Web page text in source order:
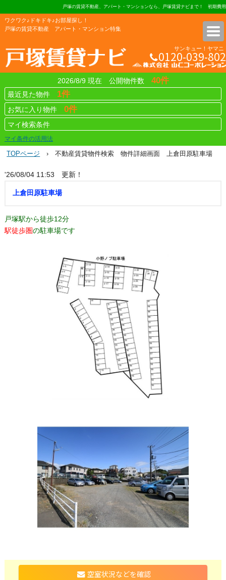
戸塚の賃貸不動産、アパート・マンションなら、戸塚賃貸ナビまで！ 初期費用不
ワクワク♪ドキドキ♪お部屋探し！
戸塚の賃貸不動産 アパート・マンション特集
株式会社 山仁コーポレーショ
サンキュー！ヤマニ
0120-039-802
2026/8/9 現在 公開物件数 40件
最近見た物件 1件
お気に入り物件 0件
マイ検索条件
マイ条件の活用法
TOPページ › 不動産賃貸物件検索 物件詳細画面 上倉田原駐車場
'26/08/04 11:53 更新！
上倉田原駐車場
戸塚駅から徒歩12分
駅徒歩圏の駐車場です
空室状況などを確認